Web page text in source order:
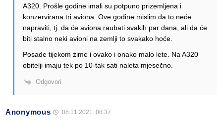
A320. Prošle godine imali su potpuno prizemljena i
konzervirana tri aviona. Ove godine mislim da to neće
napraviti, tj. da će aviona raubati svakih par dana, ali da će
biti stalno neki avioni na zemlji to svakako hoće.
Posade tijekom zime i ovako i onako malo lete. Na A320
obitelji imaju tek po 10-tak sati naleta mjesečno.
Odgovori
Anonymous 08.11.2021. 08:37